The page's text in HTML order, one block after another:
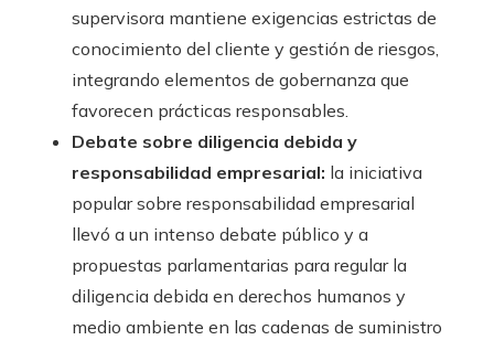
supervisora mantiene exigencias estrictas de
conocimiento del cliente y gestión de riesgos,
integrando elementos de gobernanza que
favorecen prácticas responsables.
Debate sobre diligencia debida y
responsabilidad empresarial: la iniciativa
popular sobre responsabilidad empresarial
llevó a un intenso debate público y a
propuestas parlamentarias para regular la
diligencia debida en derechos humanos y
medio ambiente en las cadenas de suministro